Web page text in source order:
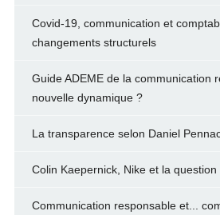
Covid-19, communication et
changements structurels
Guide ADEME de la communication
nouvelle dynamique ?
La transparence selon Daniel
Colin Kaepernick, Nike et la
Communication responsable et...